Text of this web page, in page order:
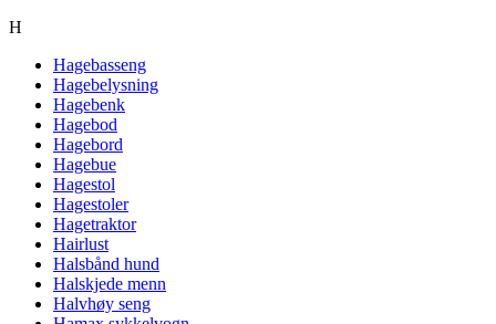
H
Hagebasseng
Hagebelysning
Hagebenk
Hagebod
Hagebord
Hagebue
Hagestol
Hagestoler
Hagetraktor
Hairlust
Halsbånd hund
Halskjede menn
Halvhøy seng